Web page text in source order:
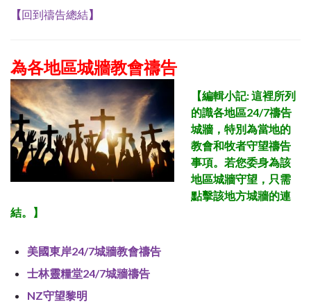
【回到禱告總結】
為各地區城牆教會禱告
【編輯小記: 這裡所列
的識各地區24/7禱告
城牆，特別為當地的
教會和牧者守望禱告
事項。若您委身為該
地區城牆守望，只需
點擊該地方城牆的連
結。
】
美國東岸24/7城牆教會禱告
士林靈糧堂24/7城牆禱告
NZ守望黎明